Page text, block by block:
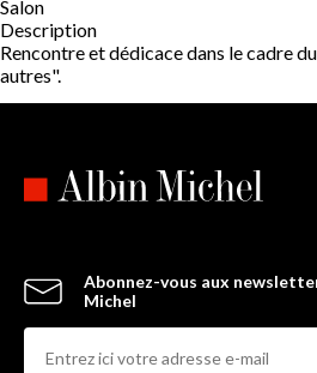
Salon
Description
Rencontre et dédicace dans le cadre
autres".
Abonnez-vous aux
Michel